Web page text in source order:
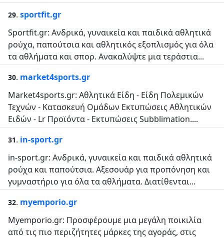
29. sportfit.gr
Sportfit.gr: Ανδρικά, γυναικεία και παιδικά αθλητικά
ρούχα, παπούτσια και αθλητικός εξοπλισμός για όλα
τα αθλήματα και σπορ. Ανακαλύψτε μια τεράστια...
30. market4sports.gr
Market4sports.gr: Αθλητικά Είδη - Είδη Πολεμικών
Τεχνών - Κατασκευή Ομάδων Εκτυπώσεις Αθλητικών
Ειδών - Lr Προϊόντα - Εκτυπώσεις Subblimation....
31. in-sport.gr
in-sport.gr: Ανδρικά, γυναικεία και παιδικά αθλητικά
ρούχα και παπούτσια. Αξεσουάρ για προπόνηση και
γυμναστήριο για όλα τα αθλήματα. Διατίθενται...
32. myemporio.gr
Myemporio.gr: Προσφέρουμε μια μεγάλη ποικιλία
από τις πιο περιζήτητες μάρκες της αγοράς, στις